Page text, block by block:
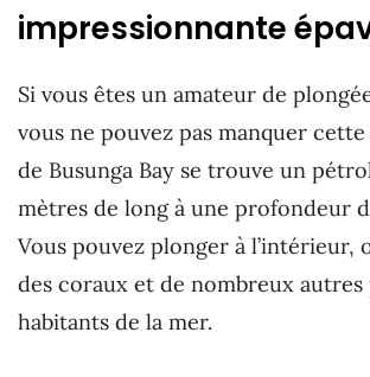
impressionnante
Si vous êtes un amateur de
vous ne pouvez pas manquer
de Busunga Bay se trouve un
mètres de long à une profondeur
Vous pouvez plonger à l’intérieur,
des coraux et de nombreux autres
habitants de la mer.